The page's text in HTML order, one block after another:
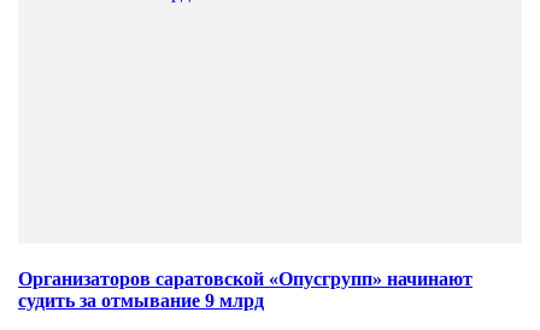
Организаторов саратовской «Опусгрупп» начинают
судить за отмывание 9 млрд